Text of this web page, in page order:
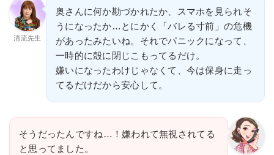
清流先生
奥さんに何か勘づかれたか、スマホを見られそ
うになったか…とにかく「バレる寸前」の危機
があったみたいね。それでパニックになって、
一時的に殻に閉じこもってるだけ。
嫌いになったわけじゃなくて、今は保身に走っ
てるだけだから安心して。
そうだったんですね…！嫌われて無視されてる
と思ってました。